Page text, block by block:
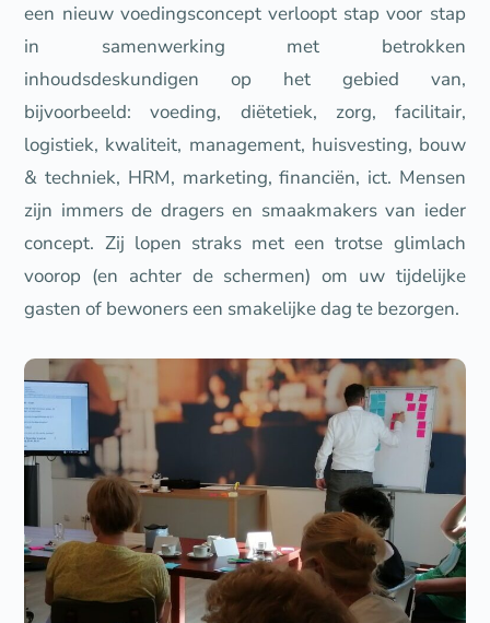
een nieuw voedingsconcept verloopt stap voor stap
in samenwerking met betrokken
inhoudsdeskundigen op het gebied van,
bijvoorbeeld: voeding, diëtetiek, zorg, facilitair,
logistiek, kwaliteit, management, huisvesting, bouw
& techniek, HRM, marketing, financiën, ict. Mensen
zijn immers de dragers en smaakmakers van ieder
concept. Zij lopen straks met een trotse glimlach
voorop (en achter de schermen) om uw tijdelijke
gasten of bewoners een smakelijke dag te bezorgen.